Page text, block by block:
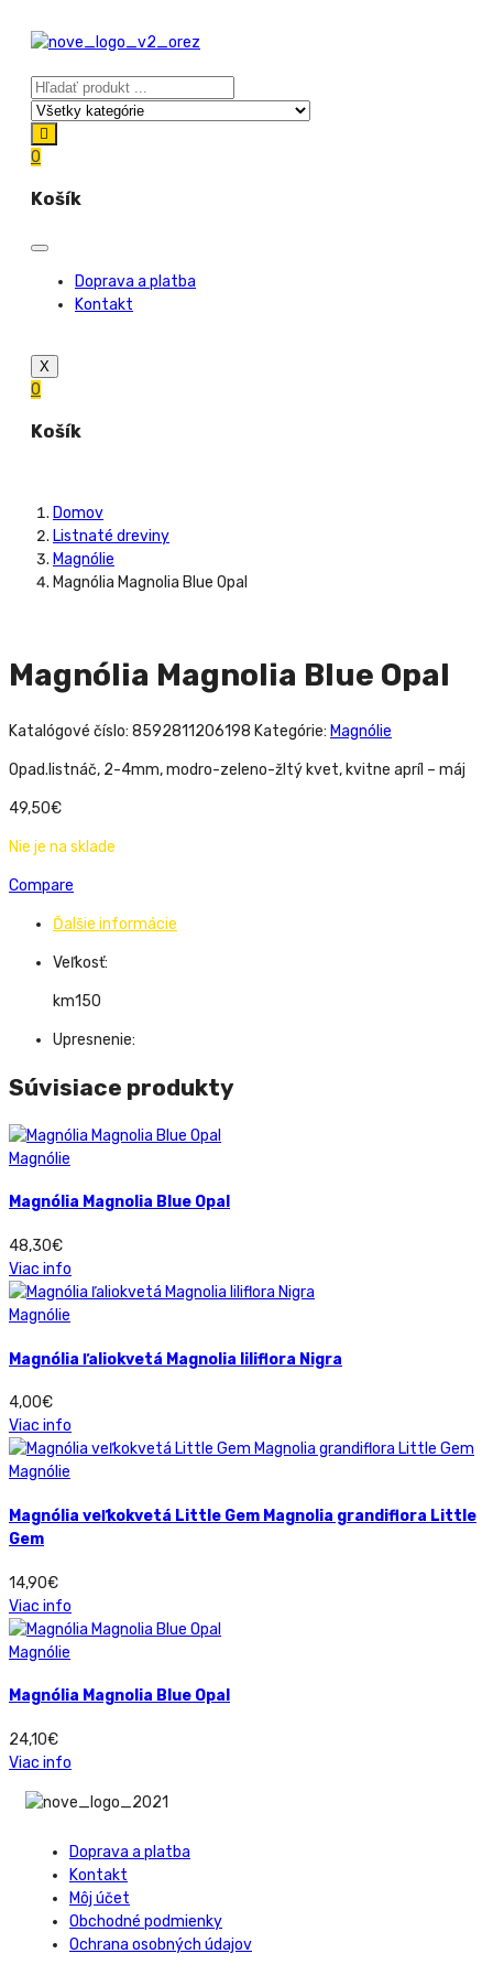
0
Košík
Doprava a platba
Kontakt
X
0
Košík
Domov
Listnaté dreviny
Magnólie
Magnólia Magnolia Blue Opal
Magnólia Magnolia Blue Opal
Katalógové číslo: 8592811206198 Kategórie: Magnólie
Opad.listnáč, 2-4mm, modro-zeleno-žltý kvet, kvitne apríl – máj
49,50€
Nie je na sklade
Compare
Ďalšie informácie
Veľkosť:
km150
Upresnenie:
Súvisiace produkty
Magnólie
Magnólia Magnolia Blue Opal
48,30€
Viac info
Magnólie
Magnólia ľaliokvetá Magnolia liliflora Nigra
4,00€
Viac info
Magnólie
Magnólia veľkokvetá Little Gem Magnolia grandiflora Little
Gem
14,90€
Viac info
Magnólie
Magnólia Magnolia Blue Opal
24,10€
Viac info
Doprava a platba
Kontakt
Môj účet
Obchodné podmienky
Ochrana osobných údajov